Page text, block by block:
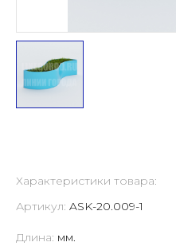
Характеристики товара:
Артикул: ASK-20.009-1
Длина: мм.